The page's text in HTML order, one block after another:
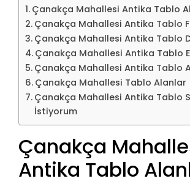
Çanakça Mahallesi Antika Tablo
Çanakça Mahallesi Antika Tablo
Çanakça Mahallesi Antika Tablo
Çanakça Mahallesi Antika Tablo
Çanakça Mahallesi Antika Tablo
Çanakça Mahallesi Tablo Alanlar
Çanakça Mahallesi Antika Tablo
İstiyorum
Çanakça
Antika Tablo